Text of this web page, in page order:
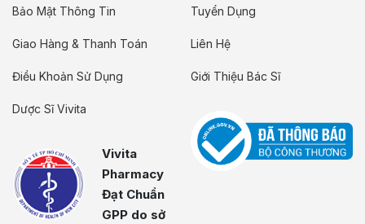
Bảo Mật Thông Tin
Giao Hàng & Thanh Toán
Điều Khoản Sử Dụng
Dược Sĩ Vivita
Vivita
Pharmacy
Đạt Chuẩn
GPP do sở
Tuyển Dụng
Liên Hệ
Giới Thiệu Bác Sĩ